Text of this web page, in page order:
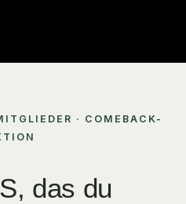
· COMEBACK-
das du